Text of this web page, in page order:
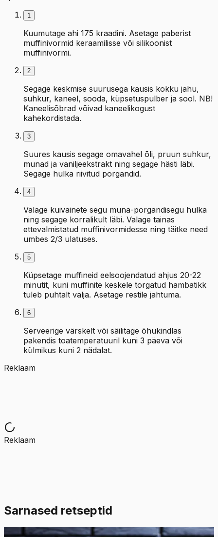
1
Kuumutage ahi 175 kraadini. Asetage paberist
muffinivormid keraamilisse või silikoonist
muffinivormi.
2
Segage keskmise suurusega kausis kokku jahu,
suhkur, kaneel, sooda, küpsetuspulber ja sool. NB!
Kaneelisõbrad võivad kaneelikogust
kahekordistada.
3
Suures kausis segage omavahel õli, pruun suhkur,
munad ja vaniljeekstrakt ning segage hästi läbi.
Segage hulka riivitud porgandid.
4
Valage kuivainete segu muna-porgandisegu hulka
ning segage korralikult läbi. Valage tainas
ettevalmistatud muffinivormidesse ning täitke need
umbes 2/3 ulatuses.
5
Küpsetage muffineid eelsoojendatud ahjus 20-22
minutit, kuni muffinite keskele torgatud hambatikk
tuleb puhtalt välja. Asetage restile jahtuma.
6
Serveerige värskelt või säilitage õhukindlas
pakendis toatemperatuuril kuni 3 päeva või
külmikus kuni 2 nädalat.
Reklaam
Reklaam
Sarnased retseptid